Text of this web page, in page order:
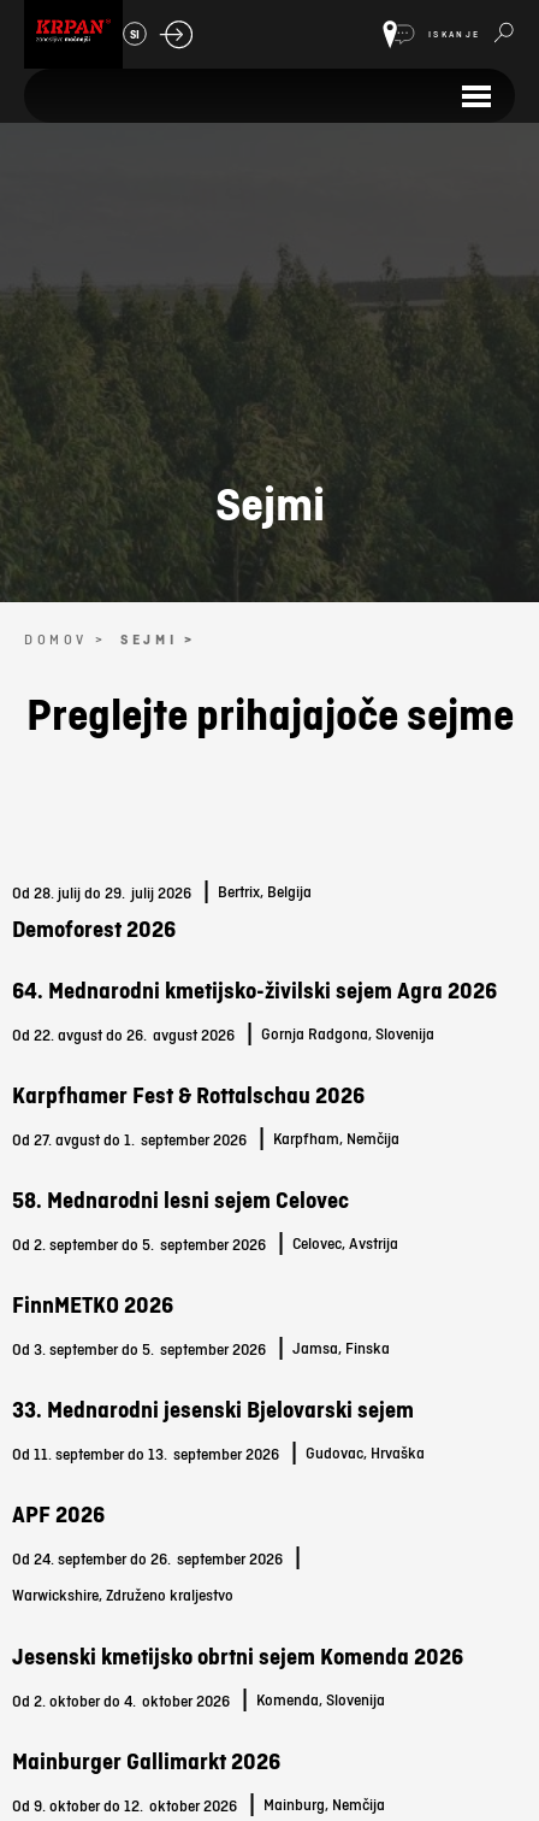
SI ISKANJE
Sejmi
DOMOV > SEJMI >
Preglejte prihajajoče sejme
Od 28. julij do 29. julij 2026 Bertrix, Belgija
Demoforest 2026
64. Mednarodni kmetijsko-živilski sejem Agra 2026
Od 22. avgust do 26. avgust 2026 Gornja Radgona, Slovenija
Karpfhamer Fest & Rottalschau 2026
Od 27. avgust do 1. september 2026 Karpfham, Nemčija
58. Mednarodni lesni sejem Celovec
Od 2. september do 5. september 2026 Celovec, Avstrija
FinnMETKO 2026
Od 3. september do 5. september 2026 Jamsa, Finska
33. Mednarodni jesenski Bjelovarski sejem
Od 11. september do 13. september 2026 Gudovac, Hrvaška
APF 2026
Od 24. september do 26. september 2026
Warwickshire, Združeno kraljestvo
Jesenski kmetijsko obrtni sejem Komenda 2026
Od 2. oktober do 4. oktober 2026 Komenda, Slovenija
Mainburger Gallimarkt 2026
Od 9. oktober do 12. oktober 2026 Mainburg, Nemčija